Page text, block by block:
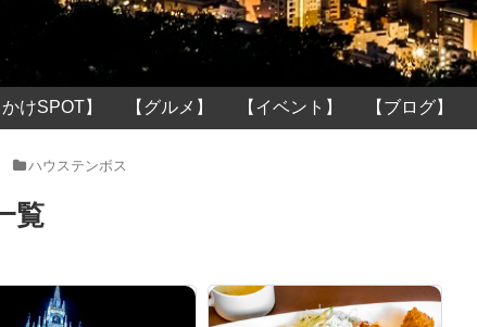
けSPOT】 【グルメ】 【イベント】 【ブログ】
ハウステンボス
覧